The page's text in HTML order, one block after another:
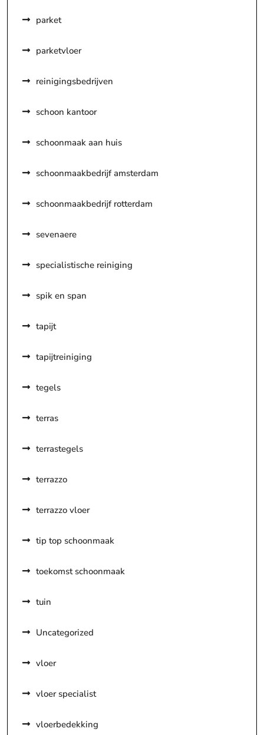
parket
parketvloer
reinigingsbedrijven
schoon kantoor
schoonmaak aan huis
schoonmaakbedrijf amsterdam
schoonmaakbedrijf rotterdam
sevenaere
specialistische reiniging
spik en span
tapijt
tapijtreiniging
tegels
terras
terrastegels
terrazzo
terrazzo vloer
tip top schoonmaak
toekomst schoonmaak
tuin
Uncategorized
vloer
vloer specialist
vloerbedekking